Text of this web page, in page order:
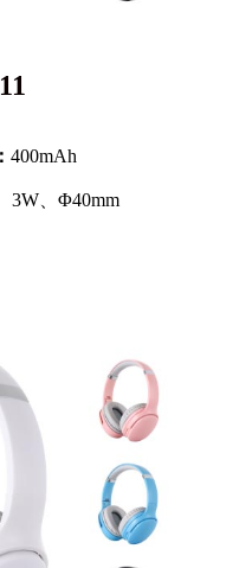
400mAh
3W、Φ40mm